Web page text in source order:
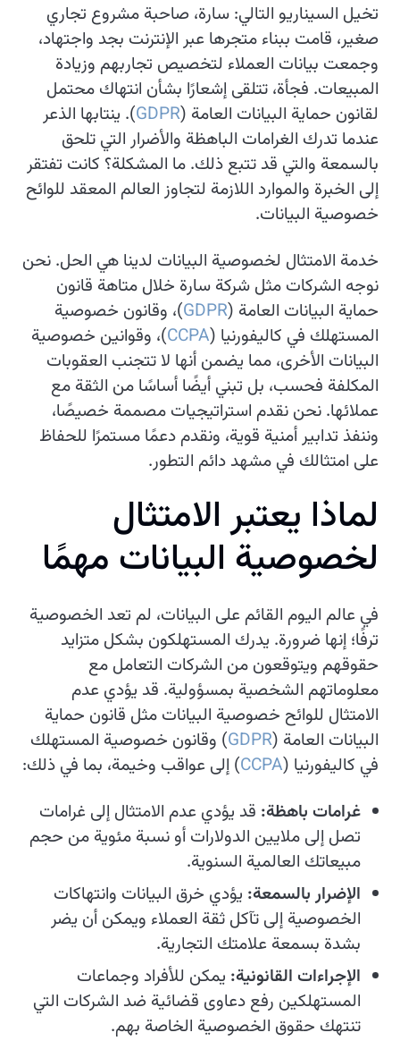
تخيل السيناريو التالي: سارة، صاحبة مشروع تجاري
صغير، قامت ببناء متجرها عبر الإنترنت بجد واجتهاد،
وجمعت بيانات العملاء لتخصيص تجاربهم وزيادة
المبيعات. فجأة، تتلقى إشعارًا بشأن انتهاك محتمل
لقانون حماية البيانات العامة (GDPR). ينتابها الذعر
عندما تدرك الغرامات الباهظة والأضرار التي تلحق
بالسمعة والتي قد تتبع ذلك. ما المشكلة؟ كانت تفتقر
إلى الخبرة والموارد اللازمة لتجاوز العالم المعقد للوائح
خصوصية البيانات.
خدمة الامتثال لخصوصية البيانات لدينا هي الحل. نحن
نوجه الشركات مثل شركة سارة خلال متاهة قانون
حماية البيانات العامة (GDPR)، وقانون خصوصية
المستهلك في كاليفورنيا (CCPA)، وقوانين خصوصية
البيانات الأخرى، مما يضمن أنها لا تتجنب العقوبات
المكلفة فحسب، بل تبني أيضًا أساسًا من الثقة مع
عملائها. نحن نقدم استراتيجيات مصممة خصيصًا،
وننفذ تدابير أمنية قوية، ونقدم دعمًا مستمرًا للحفاظ
على امتثالك في مشهد دائم التطور.
لماذا يعتبر المتثال
لخصوصية البيانات مهما
في عالم اليوم القائم على البيانات، لم تعد الخصوصية
ترفًا؛ إنها ضرورة. يدرك المستهلكون بشكل متزايد
حقوقهم ويتوقعون من الشركات التعامل مع
معلوماتهم الشخصية بمسؤولية. قد يؤدي عدم
الامتثال للوائح خصوصية البيانات مثل قانون حماية
البيانات العامة (GDPR) وقانون خصوصية المستهلك
في كاليفورنيا (CCPA) إلى عواقب وخيمة، بما في ذلك:
غرامات باهظة: قد يؤدي عدم الامتثال إلى غرامات
تصل إلى ملايين الدولارات أو نسبة مئوية من حجم
مبيعاتك العالمية السنوية.
الإضرار بالسمعة: يؤدي خرق البيانات وانتهاكات
الخصوصية إلى تآكل ثقة العملاء ويمكن أن يضر
بشدة بسمعة علامتك التجارية.
الإجراءات القانونية: يمكن للأفراد وجماعات
المستهلكين رفع دعاوى قضائية ضد الشركات التي
تنتهك حقوق الخصوصية الخاصة بهم.